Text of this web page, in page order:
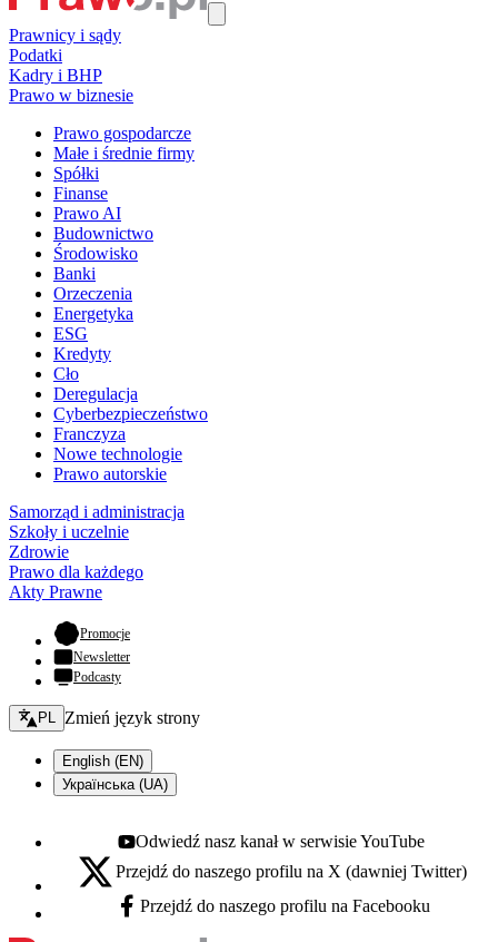
Prawnicy i sądy
Podatki
Kadry i BHP
Prawo w biznesie
Prawo gospodarcze
Małe i średnie firmy
Spółki
Finanse
Prawo AI
Budownictwo
Środowisko
Banki
Orzeczenia
Energetyka
ESG
Kredyty
Cło
Deregulacja
Cyberbezpieczeństwo
Franczyza
Nowe technologie
Prawo autorskie
Samorząd i administracja
Szkoły i uczelnie
Zdrowie
Prawo dla każdego
Akty Prawne
Promocje- otwiera się w nowej karcie
Newsletter
Podcasty
Zmień język - bieżący:
PL Zmień język strony
English (EN)
Українська (UA)
Youtube - otwiera się w nowej karcie
Odwiedź nasz kanał w serwisie YouTube
X - otwiera się w nowej karcie
Przejdź do naszego profilu na X (dawniej Twitter)
Facebook - otwiera się w nowej karcie
Przejdź do naszego profilu na Facebooku